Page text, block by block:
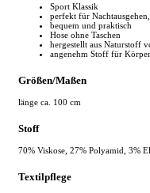
Sport Klassik
perfekt für
bequem und praktisch
Hose ohne Taschen
hergestellt aus Naturstoff
angenehm Stoff für
Größen/Maßen
länge ca. 100 cm
Stoff
70% Viskose, 27% Polyamid, 3%
Textilpflege